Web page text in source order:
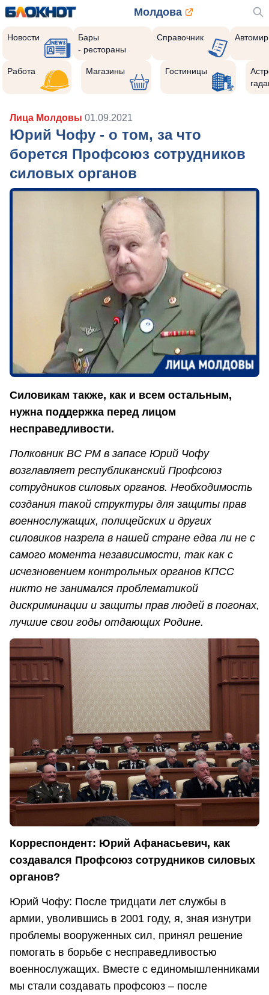
Молдова
Новости
Бары
- рестораны
Справочник Автомир
Работа Магазины Гостиницы
Лица Молдовы 01.09.2021
Юрий Чофу - о том, за что
борется Профсоюз сотрудников
силовых органов
Силовикам также, как и всем остальным,
нужна поддержка перед лицом
несправедливости.
Полковник ВС РМ в запасе Юрий Чофу
возглавляет республиканский Профсоюз
сотрудников силовых органов. Необходимость
создания такой структуры для защиты прав
военнослужащих, полицейских и других
силовиков назрела в нашей стране едва ли не с
самого момента независимости, так как с
исчезновением контрольных органов КПСС
никто не занимался проблематикой
дискриминации и защиты прав людей в погонах,
лучшие свои годы отдающих Родине.
Корреспондент: Юрий Афанасьевич, как
создавался Профсоюз сотрудников силовых
органов?
Юрий Чофу: После тридцати лет службы в
армии, уволившись в 2001 году, я, зная изнутри
проблемы вооруженных сил, принял решение
помогать в борьбе с несправедливостью
военнослужащих. Вместе с единомышленниками
мы стали создавать профсоюз – после